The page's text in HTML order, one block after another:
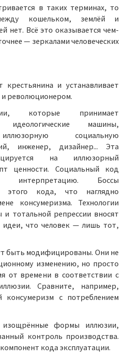
в таких терминах, то
кошельком, землёй и
нет. Всё это оказывается чем-
— зеркалами человеческих
крестьянина и устанавливает
и революционером.
которые принимает
машины,
социальную
инженер, дизайнер... Эта
на иллюзорный
ценности. Социальный код
интерпретацию. Боссы
этого кода, что наглядно
консумеризма. Технологии
и тотальной репрессии вносят
идеи, что человек — лишь тот,
быть модифицированы. Они не
изменению, но просто
от времени в соответствии с
Сравните, например,
консумеризм с потреблением
формы иллюзии,
контроль производства.
кода эксплуатации.